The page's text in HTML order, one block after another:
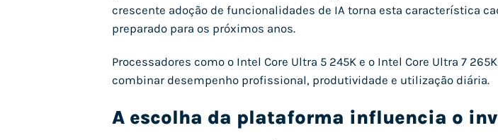
crescente adoção de funcionalidades de IA torna esta característica
preparado para os próximos anos.
Processadores como o Intel Core Ultra 5 245K e o Intel Core Ultra 7
combinar desempenho profissional, produtividade e utilização diária.
A escolha da plataforma influencia o